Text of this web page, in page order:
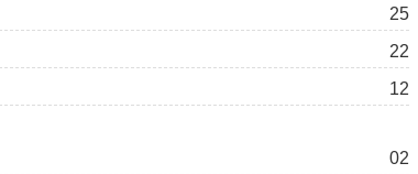
25
22
12
02